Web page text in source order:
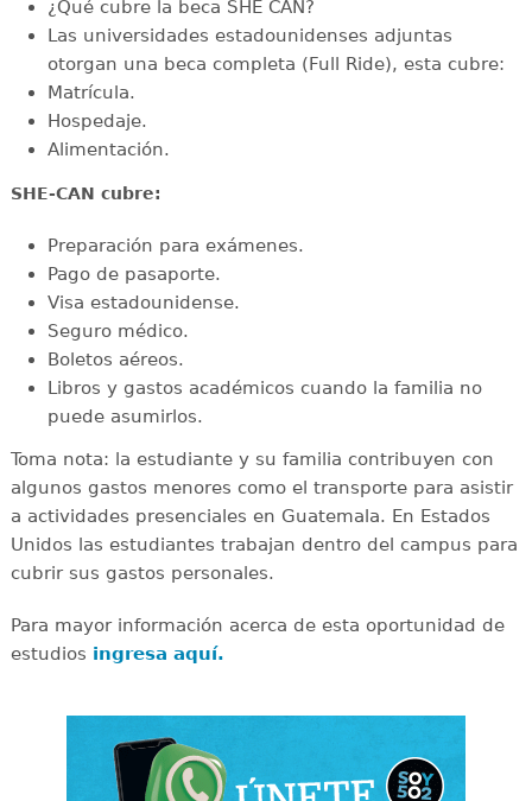
¿Qué cubre la beca SHE CAN?
Las universidades estadounidenses adjuntas
otorgan una beca completa (Full Ride), esta cubre:
Matrícula.
Hospedaje.
Alimentación.
SHE-CAN cubre:
Preparación para exámenes.
Pago de pasaporte.
Visa estadounidense.
Seguro médico.
Boletos aéreos.
Libros y gastos académicos cuando la familia no
puede asumirlos.
Toma nota: la estudiante y su familia contribuyen con
algunos gastos menores como el transporte para asistir
a actividades presenciales en Guatemala. En Estados
Unidos las estudiantes trabajan dentro del campus para
cubrir sus gastos personales.
Para mayor información acerca de esta oportunidad de
estudios ingresa aquí.